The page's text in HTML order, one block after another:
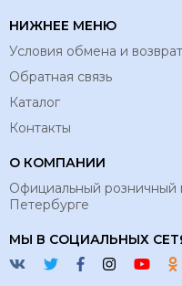
НИЖНЕЕ МЕНЮ
Условия обмена и
Обратная связь
Каталог
Контакты
О КОМПАНИИ
Официальный розничный
Петербурге
МЫ В СОЦИАЛЬНЫХ